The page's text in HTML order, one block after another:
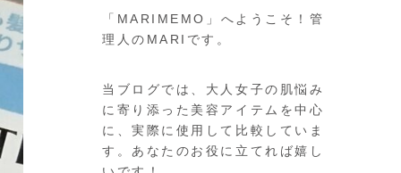
「MARIMEMO」へようこそ！管
理人のMARIです。
当ブログでは、大人女子の肌悩み
に寄り添った美容アイテムを中心
に、実際に使用して比較していま
す。あなたのお役に立てれば嬉し